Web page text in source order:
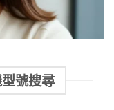
號搜尋